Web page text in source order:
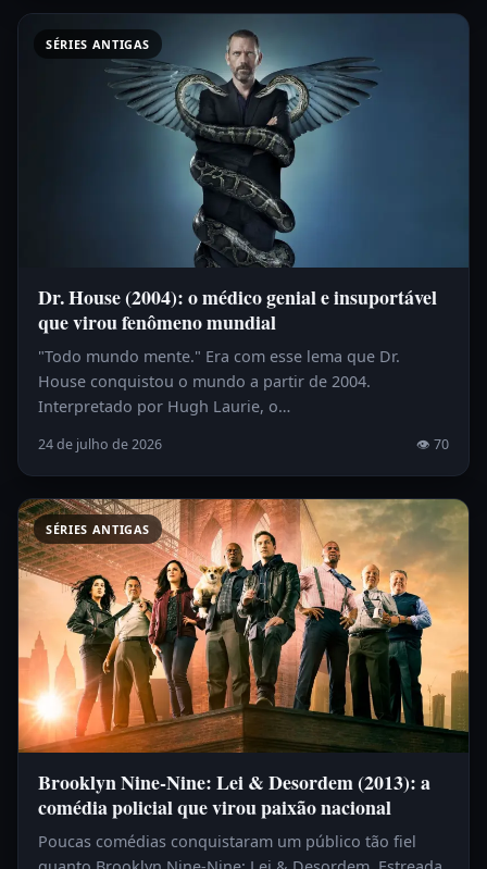
SÉRIES ANTIGAS
Dr. House (2004): o médico genial e insuportável
que virou fenômeno mundial
"Todo mundo mente." Era com esse lema que Dr.
House conquistou o mundo a partir de 2004.
Interpretado por Hugh Laurie, o…
24 de julho de 2026 👁 70
SÉRIES ANTIGAS
Brooklyn Nine-Nine: Lei & Desordem (2013): a
comédia policial que virou paixão nacional
Poucas comédias conquistaram um público tão fiel